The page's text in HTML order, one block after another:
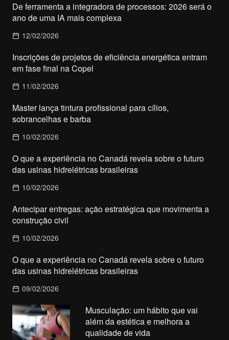
De ferramenta a integradora de processos: 2026 será o
ano de uma IA mais complexa
12/02/2026
Inscrições de projetos de eficiência energética entram
em fase final na Copel
11/02/2026
Master lança tintura profissional para cílios,
sobrancelhas e barba
10/02/2026
O que a experiência no Canadá revela sobre o futuro
das usinas hidrelétricas brasileiras
10/02/2026
Antecipar entregas: ação estratégica que movimenta a
construção civil
10/02/2026
O que a experiência no Canadá revela sobre o futuro
das usinas hidrelétricas brasileiras
09/02/2026
Musculação: um hábito que vai
além da estética e melhora a
qualidade de vida